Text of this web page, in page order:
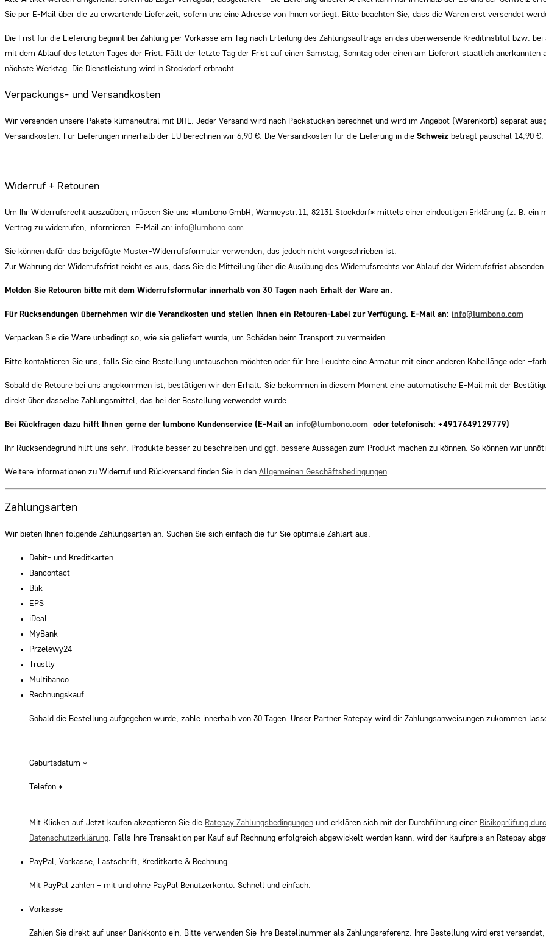
Sie per E-Mail über die zu erwartende Lieferzeit, sofern uns eine Adresse von Ihnen vorliegt. Bitte beachten Sie, dass die Waren erst versendet
Die Frist für die Lieferung beginnt bei Zahlung per Vorkasse am Tag nach Erteilung des Zahlungsauftrags an das überweisende Kreditinstitut bzw.
mit dem Ablauf des letzten Tages der Frist. Fällt der letzte Tag der Frist auf einen Samstag, Sonntag oder einen am Lieferort staatlich
nächste Werktag. Die Dienstleistung wird in Stockdorf erbracht.
Verpackungs- und Versandkosten
Wir versenden unsere Pakete klimaneutral mit DHL. Jeder Versand wird nach Packstücken berechnet und wird im Angebot (Warenkorb) separat
Versandkosten. Für Lieferungen innerhalb der EU berechnen wir 6,90 €. Die Versandkosten für die Lieferung in die Schweiz beträgt pauschal 14,90 €.
Widerruf + Retouren
Um Ihr Widerrufsrecht auszuüben, müssen Sie uns *lumbono GmbH, Wanneystr.11, 82131 Stockdorf* mittels einer eindeutigen Erklärung (z. B.
Vertrag zu widerrufen, informieren. E-Mail an: info@lumbono.com
Sie können dafür das beigefügte Muster-Widerrufsformular verwenden, das jedoch nicht vorgeschrieben ist.
Zur Wahrung der Widerrufsfrist reicht es aus, dass Sie die Mitteilung über die Ausübung des Widerrufsrechts vor Ablauf der Widerrufsfrist absenden.
Melden Sie Retouren bitte mit dem Widerrufsformular innerhalb von 30 Tagen nach Erhalt der Ware an.
Für Rücksendungen übernehmen wir die Verandkosten und stellen Ihnen ein Retouren-Label zur Verfügung. E-Mail an: info@lumbono.com
Verpacken Sie die Ware unbedingt so, wie sie geliefert wurde, um Schäden beim Transport zu vermeiden.
Bitte kontaktieren Sie uns, falls Sie eine Bestellung umtauschen möchten oder für Ihre Leuchte eine Armatur mit einer anderen Kabellänge oder
Sobald die Retoure bei uns angekommen ist, bestätigen wir den Erhalt. Sie bekommen in diesem Moment eine automatische E-Mail mit der
direkt über dasselbe Zahlungsmittel, das bei der Bestellung verwendet wurde.
Bei Rückfragen dazu hilft Ihnen gerne der lumbono Kundenservice (E-Mail an info@lumbono.com oder telefonisch: +4917649129779)
Ihr Rücksendegrund hilft uns sehr, Produkte besser zu beschreiben und ggf. bessere Aussagen zum Produkt machen zu können. So können wir
Weitere Informationen zu Widerruf und Rückversand finden Sie in den Allgemeinen Geschäftsbedingungen
Zahlungsarten
Wir bieten Ihnen folgende Zahlungsarten an. Suchen Sie sich einfach die für Sie optimale Zahlart aus.
Debit- und Kreditkarten
Bancontact
Blik
EPS
iDeal
MyBank
Przelewy24
Trustly
Multibanco
Rechnungskauf
Sobald die Bestellung aufgegeben wurde, zahle innerhalb von 30 Tagen. Unser Partner Ratepay wird dir Zahlungsanweisungen zukommen
Geburtsdatum *
Telefon *
Mit Klicken auf Jetzt kaufen akzeptieren Sie die Ratepay Zahlungsbedingungen und erklären sich mit der Durchführung einer Risikoprüfung
Datenschutzerklärung. Falls Ihre Transaktion per Kauf auf Rechnung erfolgreich abgewickelt werden kann, wird der Kaufpreis an Ratepay
PayPal, Vorkasse, Lastschrift, Kreditkarte & Rechnung
Mit PayPal zahlen – mit und ohne PayPal Benutzerkonto. Schnell und einfach.
Vorkasse
Zahlen Sie direkt auf unser Bankkonto ein. Bitte verwenden Sie Ihre Bestellnummer als Zahlungsreferenz. Ihre Bestellung wird erst